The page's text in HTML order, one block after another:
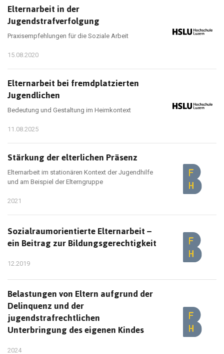
Elternarbeit in der
Jugendstrafverfolgung
Praxisempfehlungen für die Soziale Arbeit
15.08.2020
Elternarbeit bei fremdplatzierten
Jugendlichen
Bedeutung und Gestaltung im Heimkontext
11.08.2025
Stärkung der elterlichen Präsenz
Elternarbeit im stationären Kontext der Jugendhilfe
und am Beispiel der Elterngruppe
2021
Sozialraumorientierte Elternarbeit –
ein Beitrag zur Bildungsgerechtigkeit
12.2019
Belastungen von Eltern aufgrund der
Delinquenz und der
jugendstrafrechtlichen
Unterbringung des eigenen Kindes
2024